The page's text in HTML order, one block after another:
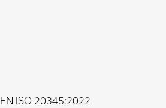
EN ISO 20345:2022